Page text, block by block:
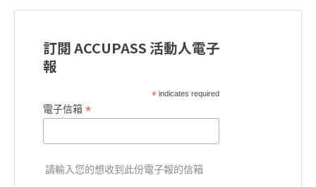
訂閱 ACCUPASS 活動人電子
報
*indicates required
電子信箱 *
請輸入您的想收到此份電子報的信箱